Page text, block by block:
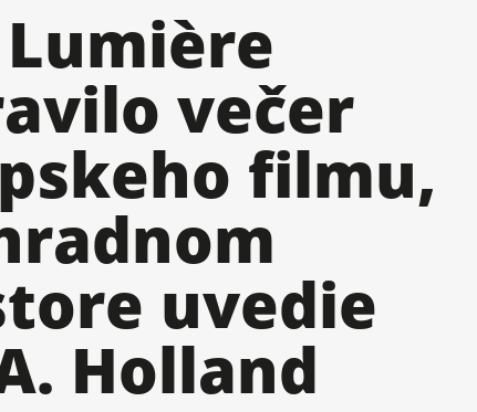
večer
filmu,
uvedie
Holland